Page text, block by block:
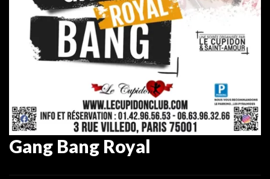
Gang Bang Royal